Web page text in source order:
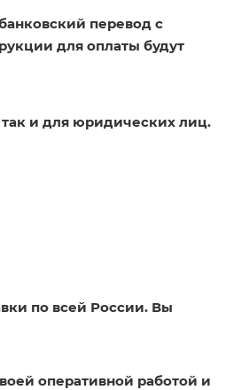
перевод с
для оплаты будут
так и для юридических лиц.
по всей России. Вы
оперативной работой и